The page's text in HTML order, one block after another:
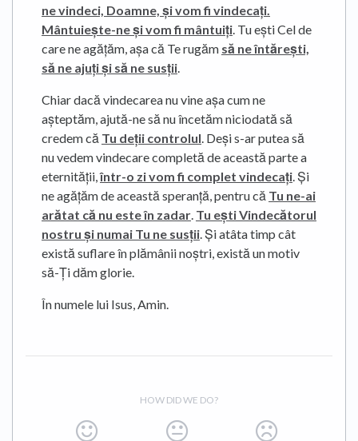
ne vindeci, Doamne, și vom fi vindecați.
Mântuiește-ne și vom fi mântuiți. Tu ești Cel de
care ne agățăm, așa că Te rugăm să ne întărești,
să ne ajuți și să ne susții.
Chiar dacă vindecarea nu vine așa cum ne
așteptăm, ajută-ne să nu încetăm niciodată să
credem că Tu deții controlul. Deși s-ar putea să
nu vedem vindecare completă de această parte a
eternității,într-o zi vom fi complet vindecați. Și
ne agățăm de această speranță, pentru că Tu ne-ai
arătat că nu este în zadar. Tu ești Vindecătorul
nostru și numai Tu ne susții. Și atâta timp cât
există suflare în plămânii noștri, există un motiv
să-Ți dăm glorie.
În numele lui Isus, Amin.
HOW DID WE DO?